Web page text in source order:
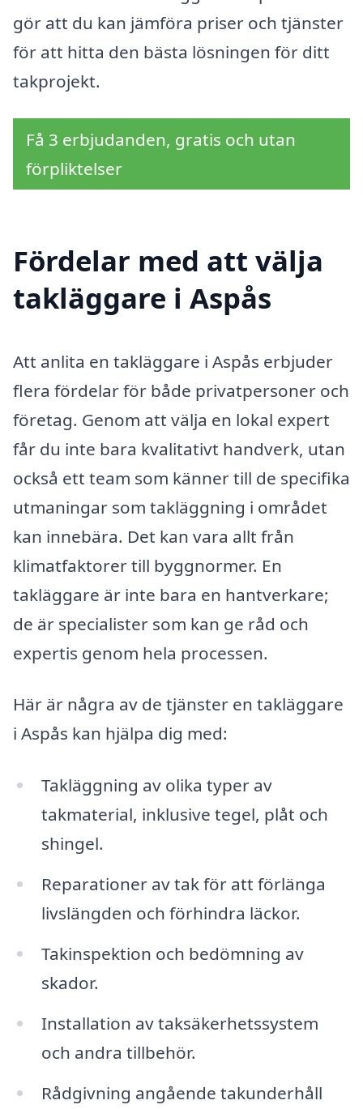
gör att du kan jämföra priser och tjänster
för att hitta den bästa lösningen för ditt
takprojekt.
Få 3 erbjudanden, gratis och utan
förpliktelser
Fördelar med att välja
takläggare i Aspås
Att anlita en takläggare i Aspås erbjuder
flera fördelar för både privatpersoner och
företag. Genom att välja en lokal expert
får du inte bara kvalitativt handverk, utan
också ett team som känner till de specifika
utmaningar som takläggning i området
kan innebära. Det kan vara allt från
klimatfaktorer till byggnormer. En
takläggare är inte bara en hantverkare;
de är specialister som kan ge råd och
expertis genom hela processen.
Här är några av de tjänster en takläggare
i Aspås kan hjälpa dig med:
Takläggning av olika typer av
takmaterial, inklusive tegel, plåt och
shingel.
Reparationer av tak för att förlänga
livslängden och förhindra läckor.
Takinspektion och bedömning av
skador.
Installation av taksäkerhetssystem
och andra tillbehör.
Rådgivning angående takunderhåll